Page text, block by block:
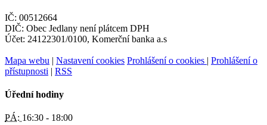
IČ: 00512664
DIČ: Obec Jedlany není plátcem DPH
Účet: 24122301/0100, Komerční banka a.s
Mapa webu | Nastavení cookies Prohlášení o cookies | Prohlášení o
přístupnosti | RSS
Úřední hodiny
PÁ: 16:30 - 18:00